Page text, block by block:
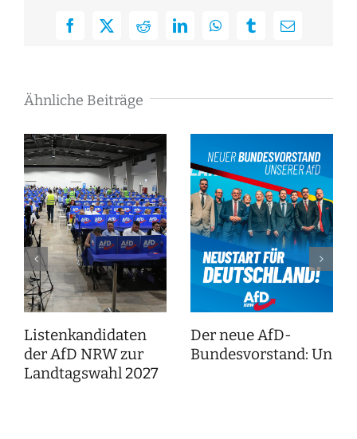
Facebook
X RedditLinkedInWhatsAppTumblrE-
Ähnliche Beiträge
Listenkandidaten
der AfD NRW zur
Landtagswahl 2027
Der neue AfD-
Bundesvorstand: